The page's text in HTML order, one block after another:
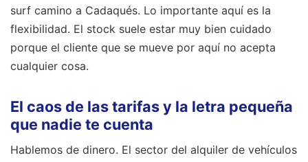
surf camino a Cadaqués. Lo importante aquí es la
flexibilidad. El stock suele estar muy bien cuidado
porque el cliente que se mueve por aquí no acepta
cualquier cosa.
El caos de las tarifas y la letra pequeña
que nadie te cuenta
Hablemos de dinero. El sector del alquiler de vehículos